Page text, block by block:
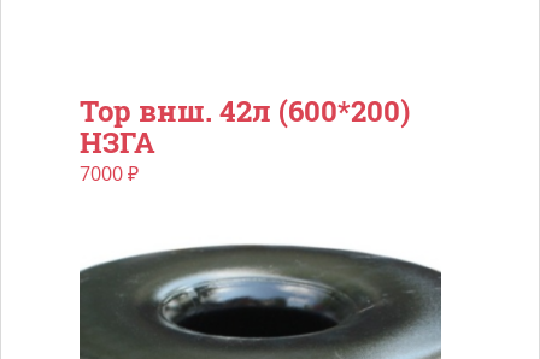
Тор внш. 42л (600*200)
НЗГА
7000₽